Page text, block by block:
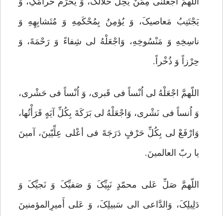
یَجْتَنِبُ مَعاصیکَ، وَ یُؤمِنُ بِمُحْکَمِهِ وَ مُتَشابِهِهِ وَ
ناسِخِهِ وَ مَنْسُوخِهِ، وَاجْعَلْهُ لى شِفاءً وَ رَحْمَهً، وَ
حِرْزاً وَ ذُخْراً.
اللّهمَّ اجْعَلْهُ لى اُنْساً فى قَبرى، وَ اُنْساً فى حَشْرى،
وَ اُنساً فى نَشْرى، وَاجْعَلْهُ لى بَرَکَهً بِکُلِّ آیَهٍ قَرَأْتُها،
وَارْفَعْ لى بِکُلِّ حَرْفٍ دَرَجَهً فى أعْلى عِلِّیّینَ، آمینَ
یا ربّ العالمینَ.
اللّهمَّ صَلِّ عَلى محمّدٍ نَبِیِّکَ وَ صَفیِّکَ وَ نَجیِّکَ وَ
دَلِیلِکَ، وَالدَّاعى الى سَبیلِکَ، وَ عَلى أَمیرِالمؤمنینَ